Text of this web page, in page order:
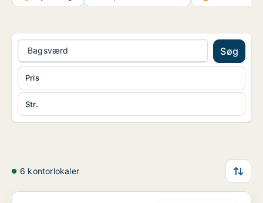
Bagsværd Søg
Str.
Pris
6 kontorlokaler
Kontor i Bagsværd